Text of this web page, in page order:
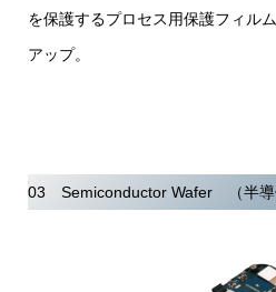
を保護するプロセス用保護フィル
アップ。
03 Semiconductor Wafer （半導